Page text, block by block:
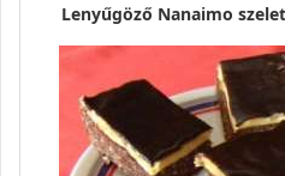
Lenyűgöző Nanaimo